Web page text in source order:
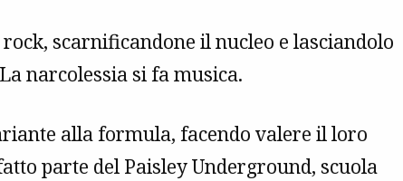
scarnificandone il nucleo e lasciandolo
narcolessia si fa musica.
alla formula, facendo valere il loro
parte del Paisley Underground, scuola